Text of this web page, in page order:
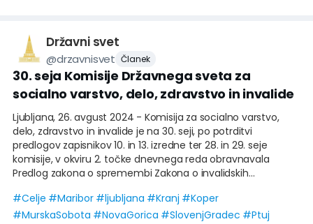
Državni svet
@drzavnisvet Članek
30. seja Komisije Državnega sveta za
socialno varstvo, delo, zdravstvo in invalide
Ljubljana, 26. avgust 2024 - Komisija za socialno varstvo,
delo, zdravstvo in invalide je na 30. seji, po potrditvi
predlogov zapisnikov 10. in 13. izredne ter 28. in 29. seje
komisije, v okviru 2. točke dnevnega reda obravnavala
Predlog zakona o spremembi Zakona o invalidskih
ga je v obravnavo Državnemu zboru predložila Vlada
Republike Slovenije. Cilj predloga zakona je sistemsko urediti
#Celje #Maribor #ljubljana #Kranj #Koper
#MurskaSobota #NovaGorica #SlovenjGradec #Ptuj